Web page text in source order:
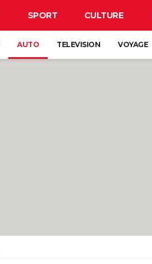
SPORT CULTURE
AUTO TELEVISION VOYAGE